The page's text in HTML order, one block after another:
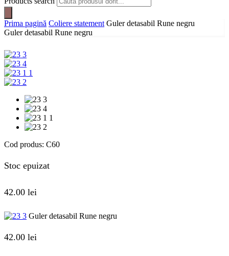
Prima pagină Coliere statement Guler detasabil Rune negru
Guler detasabil Rune negru
Cod produs: C60
Stoc epuizat
42.00 lei
Guler detasabil Rune negru
42.00 lei